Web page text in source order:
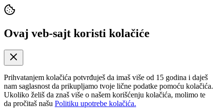
Ovaj veb-sajt koristi kolačiće
Prihvatanjem kolačića potvrđuješ da imaš više od 15 godina i daješ
nam saglasnost da prikupljamo tvoje lične podatke pomoću kolačića.
Ukoliko želiš da znaš više o našem korišćenju kolačića, molimo te
da pročitaš našu Politiku upotrebe kolačića.